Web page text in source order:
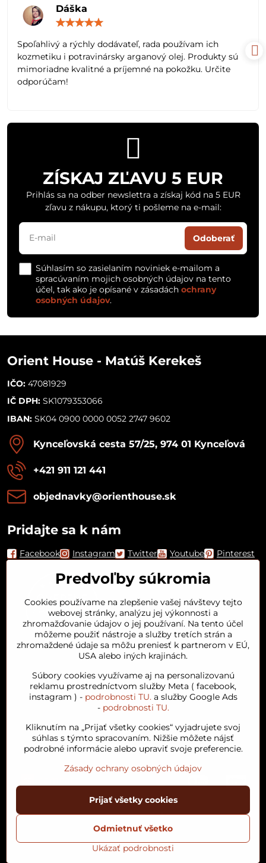
Dáška
5
Spoľahlivý a rýchly dodávateľ, rada používam ich
kozmetiku i potravinársky arganový olej. Produkty sú
mimoriadne kvalitné a príjemné na pokožku. Určite
odporúčam!
ZÍSKAJ ZĽAVU 5 EUR
Prihlás sa na odber newslettra a získaj kód na 5 EUR
zľavu z nákupu, ktorý ti pošleme na e-mail:
Odoberať
Súhlasím so zasielaním noviniek e-mailom a
spracúvaním mojich osobných údajov na tento
účel, tak ako je opísané v zásadách ochrany
osobných údajov.
Orient House - Matúš Kerekeš
IČO: 47081929
IČ DPH: SK1079353066
IBAN: SK04 0900 0000 0052 2747 9602
Kynceľovská cesta 57/25, 974 01 Kynceľová
+421 911 121 441
objednavky​@orienthouse​.sk
Pridajte sa k nám
Facebook Instagram Twitter Youtube Pinterest
Orient House
Arganový olej
Obľúbené kategórie
©2026Copyright
Predvoľby súkromiaZásady ochrany osobných údajov
Podmienky používaniaStav objednávky
Vytvorené pomocou:BiznisWeb.sk
Predvoľby súkromia
Cookies používame na zlepšenie vašej návštevy tejto
webovej stránky, analýzu jej výkonnosti a
zhromažďovanie údajov o jej používaní. Na tento účel
môžeme použiť nástroje a služby tretích strán a
zhromaždené údaje sa môžu preniesť k partnerom v EÚ,
USA alebo iných krajinách.
Súbory cookies využívame aj na personalizovanú
reklamu prostredníctvom služby Meta ( facebook,
instagram ) - podrobnosti TU.a služby Google Ads
- podrobnosti TU.
Kliknutím na „Prijať všetky cookies“ vyjadrujete svoj
súhlas s týmto spracovaním. Nižšie môžete nájsť
podrobné informácie alebo upraviť svoje preferencie.
Zásady ochrany osobných údajov
Ukázať podrobnosti
Prijať všetky cookies
Odmietnuť všetko